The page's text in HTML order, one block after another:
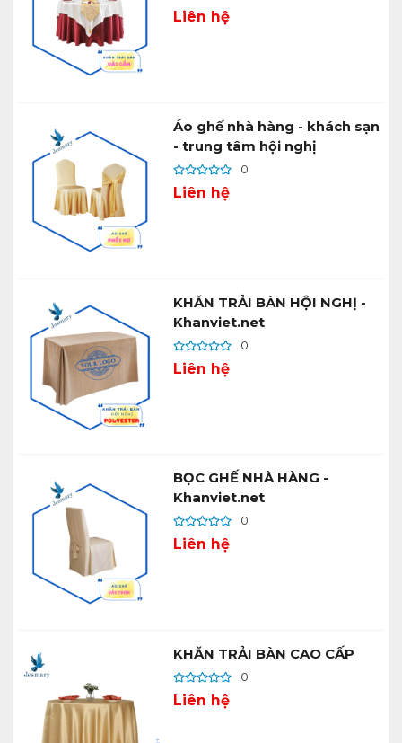
Liên hệ
Áo ghế nhà hàng - khách sạn
- trung tâm hội nghị
0
Liên hệ
KHĂN TRẢI BÀN HỘI NGHỊ -
Khanviet.net
0
Liên hệ
BỌC GHẾ NHÀ HÀNG -
Khanviet.net
0
Liên hệ
KHĂN TRẢI BÀN CAO CẤP
0
Liên hệ